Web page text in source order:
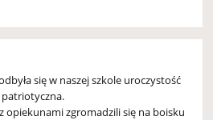
się w naszej szkole uroczystość
patriotyczna.
opiekunami zgromadzili się na boisku